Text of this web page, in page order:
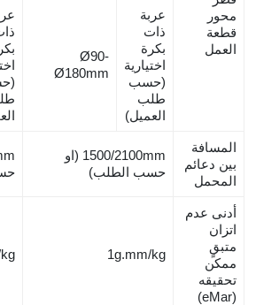
محور
قطعة
العمل
عربة
ذات
بكرة
اختيارية
(حسب
طلب
العميل)
Ø90-
Ø180mm
المسافة
بين دعائم
المحمل
1500/2100mm (او
حسب الطلب)
أدنى عدم
اتزان
متبقٍ
ممكن
تحقيقه
(eMar)
1g.mm/kg